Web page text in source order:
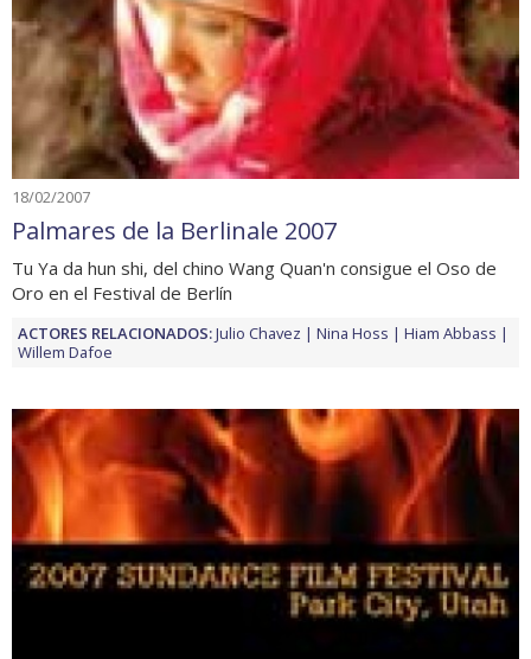
18/02/2007
Palmares de la Berlinale 2007
Tu Ya da hun shi, del chino Wang Quan'n consigue el Oso de
Oro en el Festival de Berlín
ACTORES RELACIONADOS:Julio Chavez Nina Hoss
Hiam Abbass
Willem Dafoe